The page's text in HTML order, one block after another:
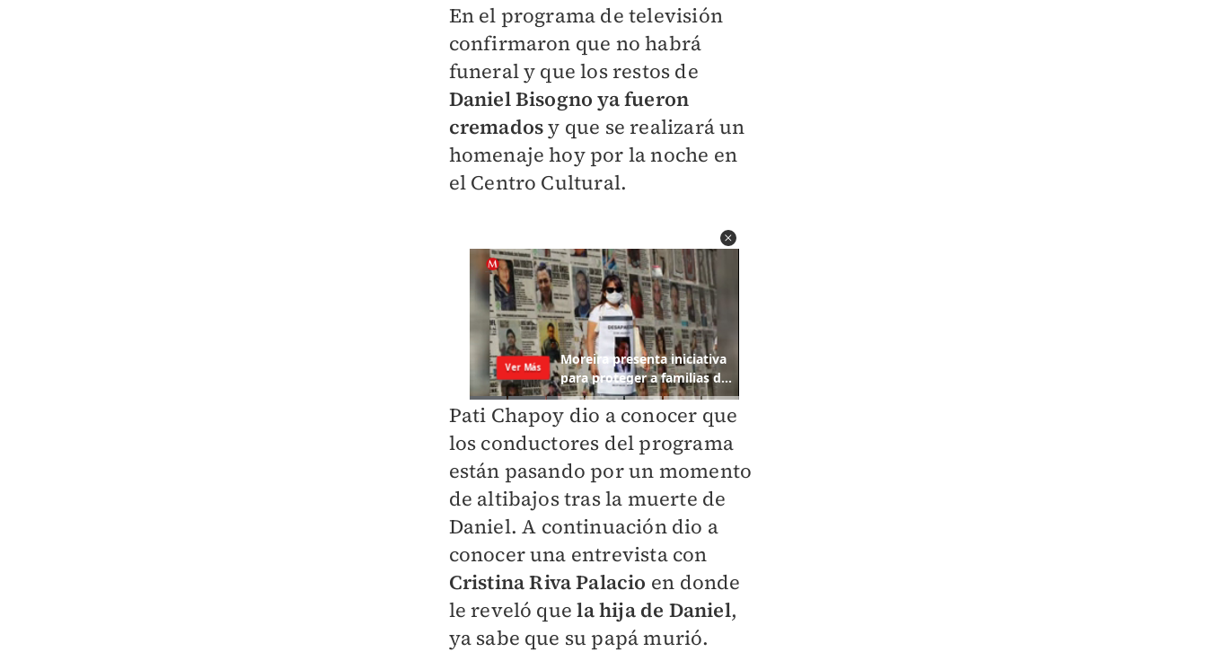
​En el programa de televisión
confirmaron que no habrá
funeral y que los restos de
Daniel Bisogno ya fueron
cremadosy que se realizará un
homenaje hoy por la noche en
el Centro Cultural.
Pati Chapoy dio a conocer que
los conductores del programa
están pasando por un momento
de altibajos tras la muerte de
Daniel. A continuación dio a
conocer una entrevista con
Cristina Riva Palacio en donde
le reveló quela hija de Daniel,
ya sabe que su papá murió.